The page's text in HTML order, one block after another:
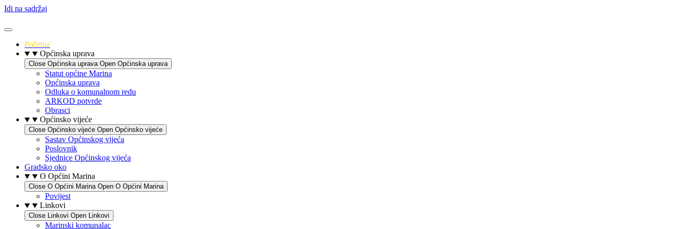
Idi na sadržaj
Početna
Općinska uprava
Close Općinska uprava Open Općinska uprava
Statut općine Marina
Općinska uprava
Odluka o komunalnom redu
ARKOD potvrde
Obrasci
Općinsko vijeće
Close Općinsko vijeće Open Općinsko vijeće
Sastav Općinskog vijeća
Poslovnik
Sjednice Općinskog vijeća
Gradsko oko
O Općini Marina
Close O Općini Marina Open O Općini Marina
Povijest
Linkovi
Close Linkovi Open Linkovi
Marinski komunalac